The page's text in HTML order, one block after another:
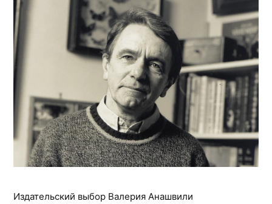
Издательский выбор Валерия Анашвили